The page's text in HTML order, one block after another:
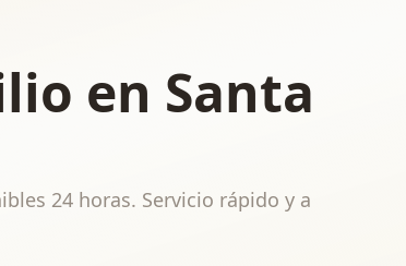
en Santa
24 horas. Servicio rápido y a